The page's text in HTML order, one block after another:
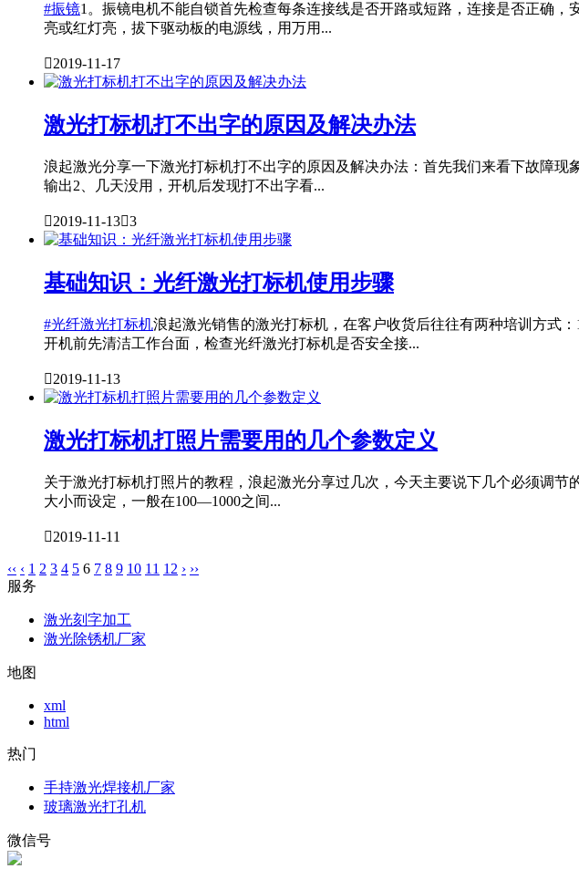
#振镜1。振镜电机不能自锁首先检查每条连接线是否开路或短路，连接是否正确
亮或红灯亮，拔下驱动板的电源线，用万用...
2019-11-17
激光打标机打不出字的原因及解决办法
浪起激光分享一下激光打标机打不出字的原因及解决办法：首先我们来看下故障
输出2、几天没用，开机后发现打不出字看...
2019-11-133
基础知识：光纤激光打标机使用步骤
#光纤激光打标机浪起激光销售的激光打标机，在客户收货后往往有两种培训方式
开机前先清洁工作台面，检查光纤激光打标机是否安全接...
2019-11-13
激光打标机打照片需要用的几个参数定义
关于激光打标机打照片的教程，浪起激光分享过几次，今天主要说下几个必须调
大小而设定，一般在100—1000之间...
2019-11-11
‹‹ ‹ 1 2 3 4 5 6 7 8 9 10 11 12 › ››
服务
激光刻字加工
激光除锈机厂家
地图
xml
html
热门
手持激光焊接机厂家
玻璃激光打孔机
微信号